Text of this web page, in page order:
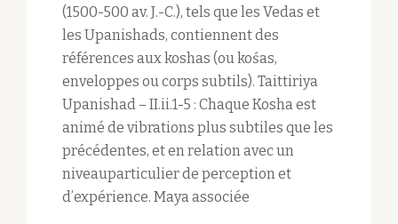
(1500-500 av. J.-C.), tels que les Vedas et
les Upanishads, contiennent des
références aux koshas (ou kośas,
enveloppes ou corps subtils). Taittiriya
Upanishad – II.ii.1-5 : Chaque Kosha est
animé de vibrations plus subtiles que les
précédentes, et en relation avec un
niveauparticulier de perception et
d’expérience. Maya associée